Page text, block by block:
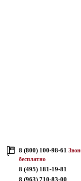
8 (800) 100-98-61
бесплатно
8 (495) 181-19-81
8 (963) 710-83-00